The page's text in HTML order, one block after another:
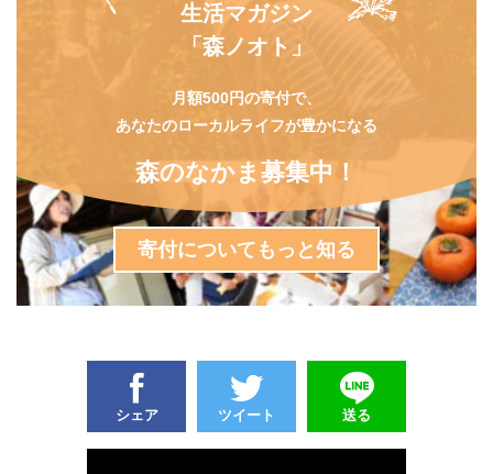
生活マガジン
「森ノオト」
月額500円の寄付で、
あなたのローカルライフが豊かになる
森のなかま募集中！
寄付についてもっと知る
シェア ツイート 送る